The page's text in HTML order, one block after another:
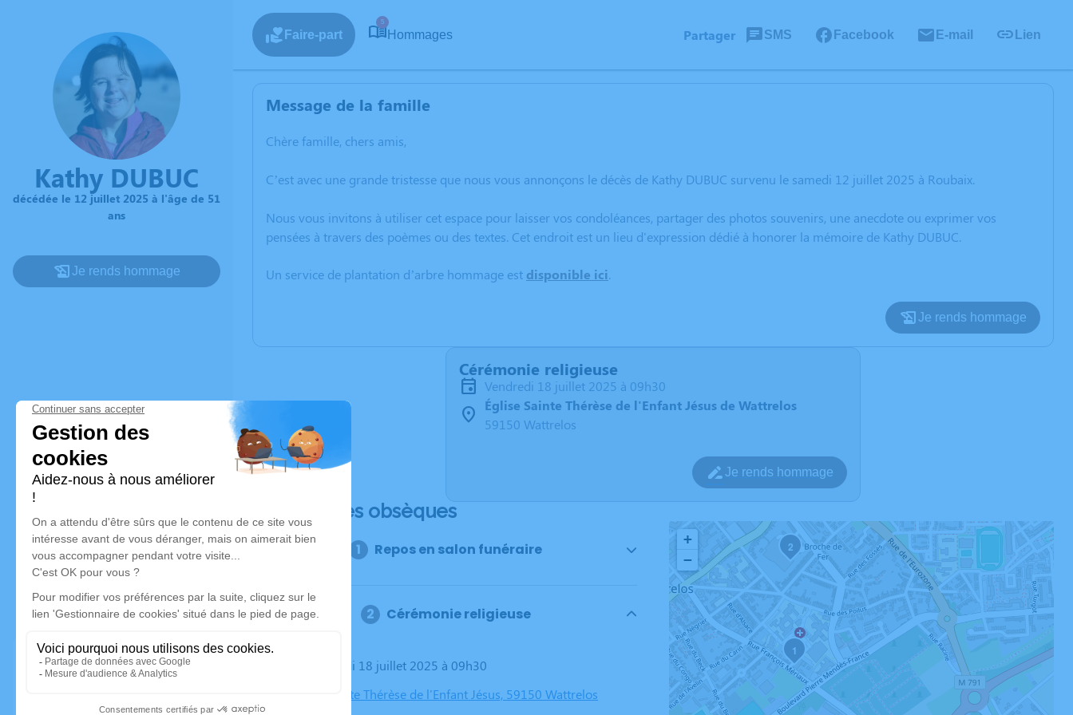
Kathy DUBUC
décédée le 12 juillet 2025 à l'âge de 51
ans
Je rends hommage
Faire-part
5
Hommages Partager SMS Facebook E-mail Lien
Message de la famille
Chère famille, chers amis,
C’est avec une grande tristesse que nous vous annonçons le décès de Kathy DUBUC survenu le samedi 12 juillet 2025 à Roubaix.
Nous vous invitons à utiliser cet espace pour laisser vos condoléances, partager des photos souvenirs, une anecdote ou exprimer vos
pensées à travers des poèmes ou des textes. Cet endroit est un lieu d'expression dédié à honorer la mémoire de Kathy DUBUC.
Un service de plantation d’arbre hommage est disponible ici.
Je rends hommage
Cérémonie religieuse
vendredi 18 juillet 2025 à 09h30
Église Sainte Thérèse de l'Enfant Jésus de Wattrelos
59150 Wattrelos
Je rends hommage
Déroulé des obsèques
Repos en salon funéraire
Cérémonie religieuse
Le vendredi 18 juillet 2025 à 09h30
Église Sainte Thérèse de l'Enfant Jésus, 59150 Wattrelos
1
2
+
−